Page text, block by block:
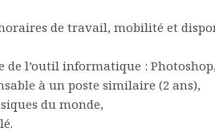
horaires de travail, mobilité et
de l’outil informatique :
à un poste similaire (2 ans),
du monde,